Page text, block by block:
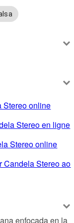
Stereo online
Stereo en ligne
Stereo online
Candela Stereo ao
enfocada en la